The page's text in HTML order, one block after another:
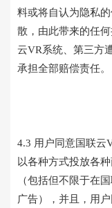
料或将自认为隐私
散，由此带来的任
云VR系统、第三方
承担全部赔偿责任。
4.3 用户同意国联云
以各种方式投放各
（包括但不限于在
广告），并且，用